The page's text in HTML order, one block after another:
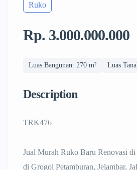
Ruko
Rp. 3.000.000.000
Luas Bangunan: 270 m² Luas
Description
TRK476
Jual Murah Ruko Baru Renovasi
di Grogol Petamburan, Jelambar,